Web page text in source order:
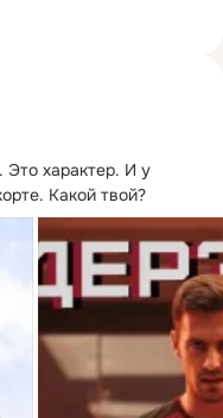
Это характер. И у
Какой твой?